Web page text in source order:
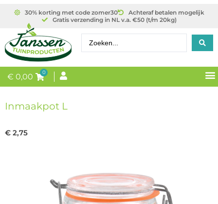
30% korting met code zomer30
Achteraf betalen mogelijk
Gratis verzending in NL v.a. €50 (t/m 20kg)
€ 0,00 0
Inmaakpot L
€ 2,75